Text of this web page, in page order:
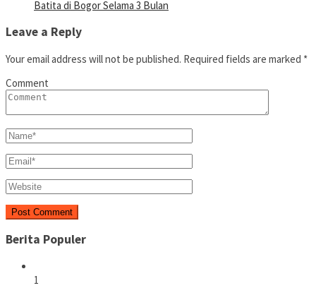
Batita di Bogor Selama 3 Bulan
Leave a Reply
Your email address will not be published. Required fields are marked *
Comment
Berita Populer
1